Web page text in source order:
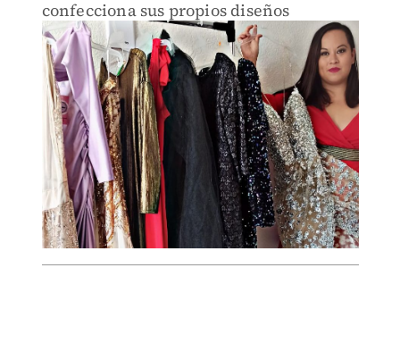
confecciona sus propios diseños